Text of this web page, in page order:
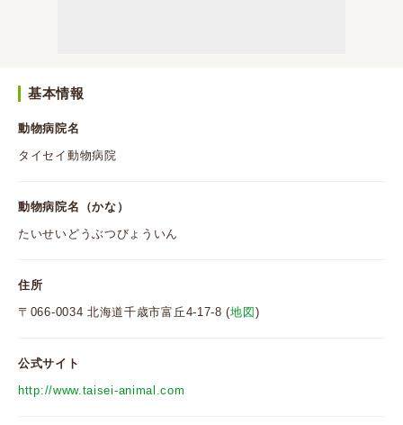
基本情報
動物病院名
タイセイ動物病院
動物病院名（かな）
たいせいどうぶつびょういん
住所
〒066-0034 北海道千歳市富丘4-17-8 (地図 )
公式サイト
http://www.taisei-animal.com